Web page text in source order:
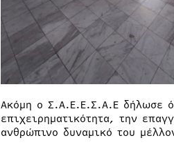
Ακόμη ο Σ.Α.Ε.Ε.Σ.Α.Ε δήλωσε
επιχειρηματικότητα, την
ανθρώπινο δυναμικό του